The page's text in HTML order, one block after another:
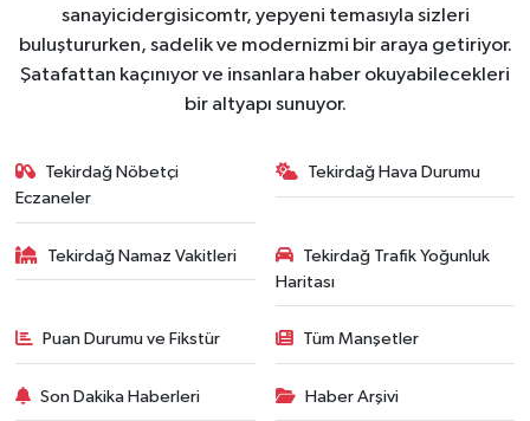
sanayicidergisicomtr, yepyeni temasıyla sizleri
buluştururken, sadelik ve modernizmi bir araya getiriyor.
Şatafattan kaçınıyor ve insanlara haber okuyabilecekleri
bir altyapı sunuyor.
Tekirdağ Nöbetçi
Eczaneler
Tekirdağ Hava Durumu
Tekirdağ Namaz Vakitleri
Tekirdağ Trafik Yoğunluk
Haritası
Puan Durumu ve Fikstür Tüm Manşetler
Son Dakika Haberleri Haber Arşivi